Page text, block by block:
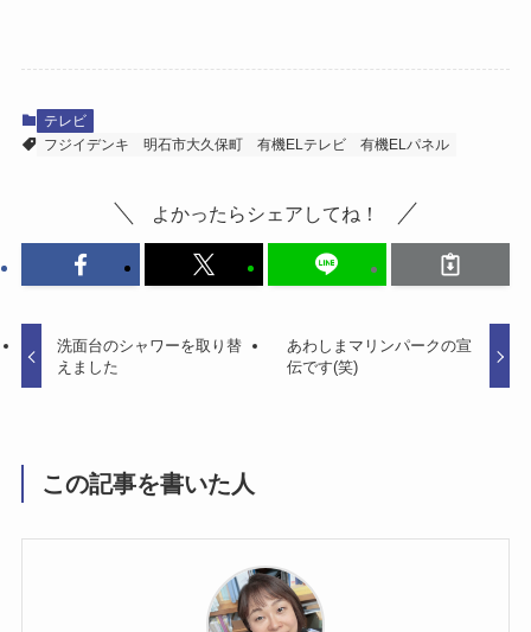
テレビ
フジイデンキ
明石市大久保町 有機ELテレビ 有機ELパネル
よかったらシェアしてね！
洗面台のシャワーを取り替
えました
あわしまマリンパークの宣
伝です(笑)
この記事を書いた人